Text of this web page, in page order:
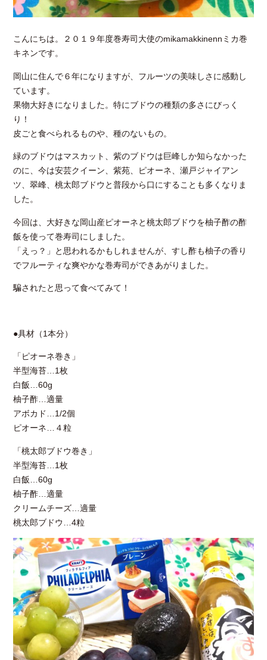
こんにちは。２０１９年度巻寿司大使のmikamakkinennミカ巻
キネンです。
岡山に住んで６年になりますが、フルーツの美味しさに感動し
ています。
果物大好きになりました。特にブドウの種類の多さにびっく
り！
皮ごと食べられるものや、種のないもの。
緑のブドウはマスカット、紫のブドウは巨峰しか知らなかった
のに、今は安芸クイーン、紫苑、ピオーネ、瀬戸ジャイアン
ツ、翠峰、桃太郎ブドウと普段から口にすることも多くなりま
した。
今回は、大好きな岡山産ピオーネと桃太郎ブドウを柚子酢の酢
飯を使って巻寿司にしました。
「えっ？」と思われるかもしれませんが、すし酢も柚子の香り
でフルーティな爽やかな巻寿司ができあがりました。
騙されたと思って食べてみて！
●具材（1本分）
「ピオーネ巻き」
半型海苔…1枚
白飯…60g
柚子酢…適量
アボカド…1/2個
ピオーネ…４粒
「桃太郎ブドウ巻き」
半型海苔…1枚
白飯…60g
柚子酢…適量
クリームチーズ…適量
桃太郎ブドウ…4粒